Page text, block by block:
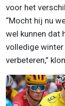
voor het
“Mocht hij nu
wel kunnen dat
volledige
verbeteren,”